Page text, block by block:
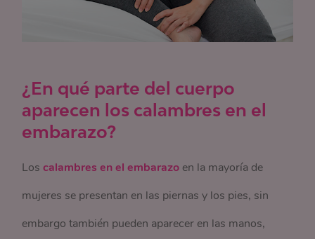
¿En qué parte del cuerpo
aparecen los calambres en el
embarazo?
Loscalambres en el embarazo en la mayoría de
mujeres se presentan en las piernas y los pies, sin
embargo también pueden aparecer en las manos,